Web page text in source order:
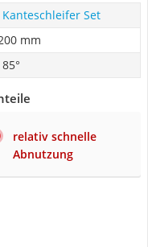
Kanteschleifer Set
mm
relativ schnelle
Abnutzung